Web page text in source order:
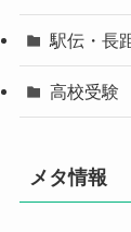
駅伝・長
高校受験
メタ情報